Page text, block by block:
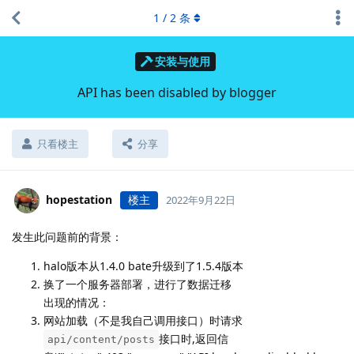
安装与使用
API has been disabled by blogger
只看楼主 分享
1 / 2 条
hopestation 楼主 2022年9月22日
发生此问题前的背景：
halo版本从1.4.0 bate升级到了1.5.4版本
换了一个服务器部署，进行了数据迁移
出现的情况：
网站加载（不是我自己调用接口）时请求
api/content/posts 接口时,返回信